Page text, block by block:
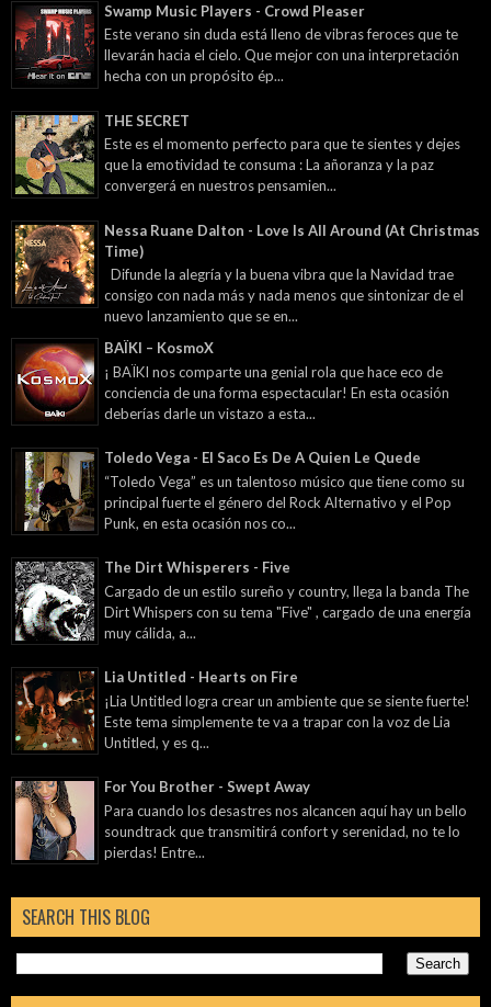
Swamp Music Players - Crowd Pleaser
Este verano sin duda está lleno de vibras feroces que te
llevarán hacia el cielo. Que mejor con una interpretación
hecha con un propósito ép...
THE SECRET
Este es el momento perfecto para que te sientes y dejes
que la emotividad te consuma : La añoranza y la paz
convergerá en nuestros pensamien...
Nessa Ruane Dalton - Love Is All Around (At Christmas
Time)
Difunde la alegría y la buena vibra que la Navidad trae
consigo con nada más y nada menos que sintonizar de el
nuevo lanzamiento que se en...
BAÏKI – KosmoX
¡ BAÏKI nos comparte una genial rola que hace eco de
conciencia de una forma espectacular! En esta ocasión
deberías darle un vistazo a esta...
Toledo Vega - El Saco Es De A Quien Le Quede
“Toledo Vega” es un talentoso músico que tiene como su
principal fuerte el género del Rock Alternativo y el Pop
Punk, en esta ocasión nos co...
The Dirt Whisperers - Five
Cargado de un estilo sureño y country, llega la banda The
Dirt Whispers con su tema "Five" , cargado de una energía
muy cálida, a...
Lia Untitled - Hearts on Fire
¡Lia Untitled logra crear un ambiente que se siente fuerte!
Este tema simplemente te va a trapar con la voz de Lia
Untitled, y es q...
For You Brother - Swept Away
Para cuando los desastres nos alcancen aquí hay un bello
soundtrack que transmitirá confort y serenidad, no te lo
pierdas! Entre...
SEARCH THIS BLOG